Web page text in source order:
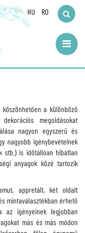
HU RO
a különböző
megoldásokat
nagyon egyszerű és
nagyobb igénybevételnek
stb.) is időtállóan hibátlan
anyagok közé tartozik
appretált, két oldalt
mintaválasztékban érhető
az igényeinek legjobban
más és más módon